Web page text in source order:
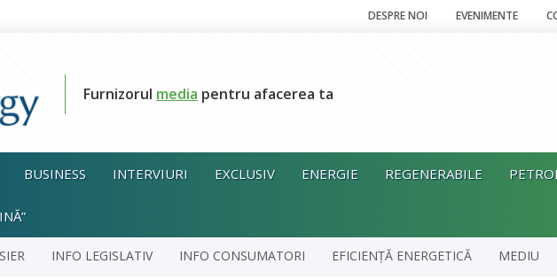
DESPRE NOI EVENIMENTE
Furnizorul media pentru afacerea ta
BUSINESS INTERVIURI EXCLUSIV ENERGIE REGENERABILE
INFO LEGISLATIV INFO CONSUMATORI EFICIENȚĂ ENERGETICĂ MEDIU